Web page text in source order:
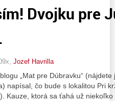
Dvojku pre
Jozef Havrilla
„Mat pre Dúbravku“
napísal, čo bude s lokalitou Pri
Kauze, ktorá sa ťahá už